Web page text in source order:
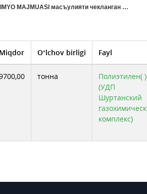
MAJMUASI масъулияти чекланган …
Miqdor O‘lchov birligi Fayl
тонна
Полиэтилен( )
(УДП
Шуртанский
комплекс)